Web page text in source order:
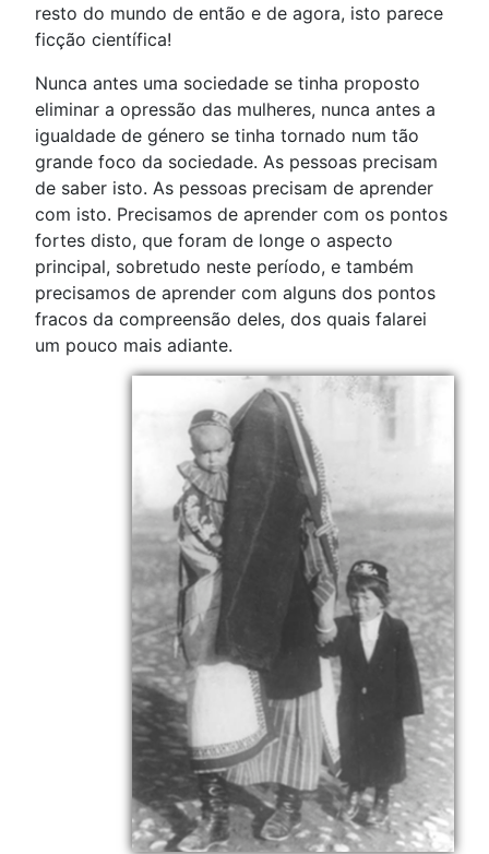
resto do mundo de então e de agora, isto parece
ficção científica!
Nunca antes uma sociedade se tinha proposto
eliminar a opressão das mulheres, nunca antes a
igualdade de género se tinha tornado num tão
grande foco da sociedade. As pessoas precisam
de saber isto. As pessoas precisam de aprender
com isto. Precisamos de aprender com os pontos
fortes disto, que foram de longe o aspecto
principal, sobretudo neste período, e também
precisamos de aprender com alguns dos pontos
fracos da compreensão deles, dos quais falarei
um pouco mais adiante.